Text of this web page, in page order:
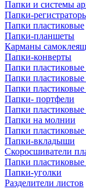
Папки и системы
Папки-
Папки пластиковые
Папки-планшеты
Карманы
Папки-конверты
Папки
Папки пластиковые
Папки
Папки- портфели
Папки пластиковые
Папки на молнии
Папки
Папки-вкладыши
Скоросшиватели
Папки пластиковые
Папки-уголки
Разделители листов